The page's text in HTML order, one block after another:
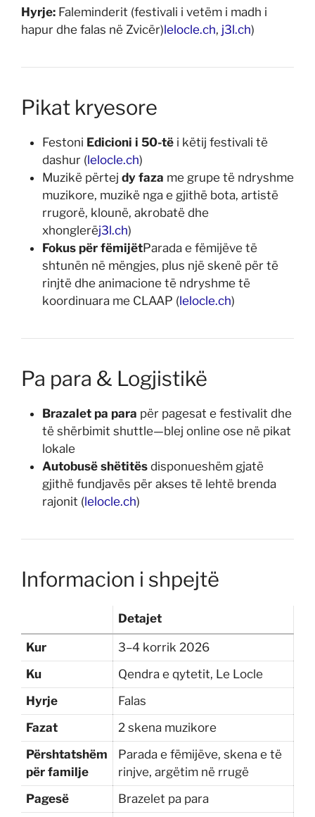
Hyrje: Faleminderit (festivali i vetëm i madh i
hapur dhe falas në Zvicër)lelocle.ch, j3l.ch)
Pikat kryesore
Festoni Edicioni i 50-të i këtij festivali të
dashur (lelocle.ch)
Muzikë përtej dy faza me grupe të ndryshme
muzikore, muzikë nga e gjithë bota, artistë
rrugorë, klounë, akrobatë dhe
xhonglerëj3l.ch)
Fokus për fëmijëtParada e fëmijëve të
shtunën në mëngjes, plus një skenë për të
rinjtë dhe animacione të ndryshme të
koordinuara me CLAAP (lelocle.ch)
Pa para & Logjistikë
Brazalet pa para për pagesat e festivalit dhe
të shërbimit shuttle—blej online ose në pikat
lokale
Autobusë shëtitës disponueshëm gjatë
gjithë fundjavës për akses të lehtë brenda
rajonit (lelocle.ch)
Informacion i shpejtë
Detajet
Kur
3–4 korrik 2026
Ku
Qendra e qytetit, Le Locle
Hyrje
Falas
Fazat
2 skena muzikore
Përshtatshëm
për familje
Parada e fëmijëve, skena e të
rinjve, argëtim në rrugë
Pagesë
Brazelet pa para